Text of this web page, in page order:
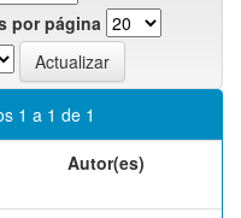
por página
1 a 1 de 1
Autor(es)